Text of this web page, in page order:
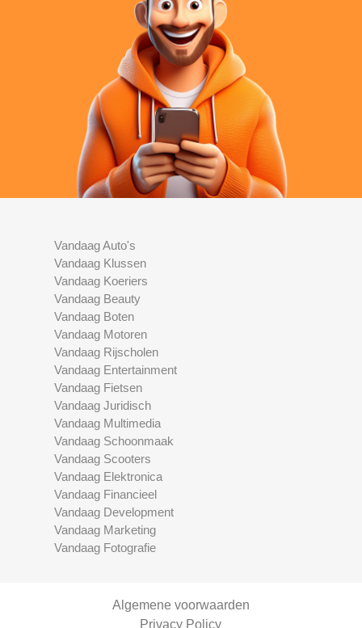
Vandaag Auto's
Vandaag Klussen
Vandaag Koeriers
Vandaag Beauty
Vandaag Boten
Vandaag Motoren
Vandaag Rijscholen
Vandaag Entertainment
Vandaag Fietsen
Vandaag Juridisch
Vandaag Multimedia
Vandaag Schoonmaak
Vandaag Scooters
Vandaag Elektronica
Vandaag Financieel
Vandaag Development
Vandaag Marketing
Vandaag Fotografie
Algemene voorwaarden
Privacy Policy